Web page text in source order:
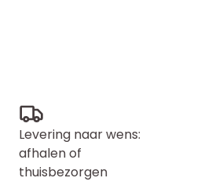
Levering naar wens:
afhalen of
thuisbezorgen